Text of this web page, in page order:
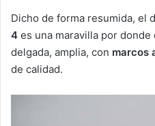
Dicho de forma resumida, el
4 es una maravilla por
delgada, amplia, con marcos
de calidad.